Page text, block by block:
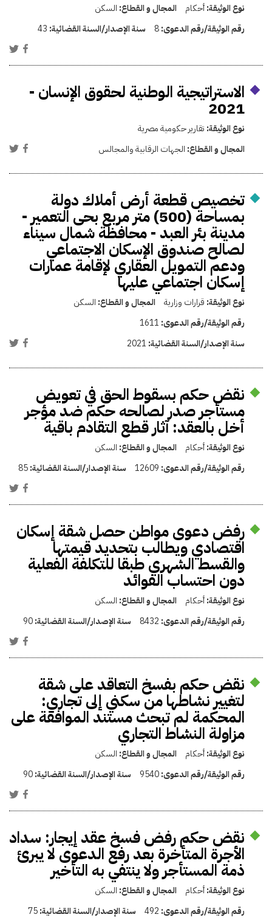
نوع الوثيقة:أحكام المجال و القطاع: السكن
رقم الوثيقة/رقم الدعوى:8 سنة الإصدار/السنة القضائية: 43
الاستراتيجية الوطنية لحقوق الإنسان -
2021
نوع الوثيقة: تقارير حكومية مصرية
المجال و القطاع: الجهات الرقابية والمجالس
تخصيص قطعة أرض أملاك دولة
بمساحة (500) متر مربع بحى التعمير -
مدينة بئر العبد - محافظة شمال سيناء
لصالح صندوق الإسكان الاجتماعي
ودعم التمويل العقاري لإقامة عمارات
إسكان اجتماعي عليها
نوع الوثيقة: قرارات وزارية المجال و القطاع: السكن
رقم الوثيقة/رقم الدعوى: 1611
سنة الإصدار/السنة القضائية: 2021
نقض حكم بسقوط الحق في تعويض
مستأجر صدر لصالحه حكم ضد مؤجر
أخل بالعقد: آثار قطع التقادم باقية
نوع الوثيقة:أحكام المجال و القطاع: السكن
رقم الوثيقة/رقم الدعوى: 12609 سنة الإصدار/السنة القضائية:85
رفض دعوى مواطن حصل شقة إسكان
اقتصادي ويطالب بتحديد قيمتها
والقسط الشهري طبقا للتكلفة الفعلية
دون احتساب الفوائد
نوع الوثيقة:أحكام المجال و القطاع: السكن
رقم الوثيقة/رقم الدعوى: 8432 سنة الإصدار/السنة القضائية:90
نقض حكم بفسخ التعاقد على شقة
لتغيير نشاطها من سكني إلى تجاري:
المحكمة لم تبحث مستند الموافقة على
مزاولة النشاط التجاري
نوع الوثيقة:أحكام المجال و القطاع: السكن
رقم الوثيقة/رقم الدعوى:9540 سنة الإصدار/السنة القضائية:90
نقض حكم رفض فسخ عقد إيجار: سداد
الأجرة المتأخرة بعد رفع الدعوى لا يبرئ
ذمة المستأجر ولا ينتفي به التأخير
نوع الوثيقة:أحكام المجال و القطاع: السكن
رقم الوثيقة/رقم الدعوى: 492 سنة الإصدار/السنة القضائية:75